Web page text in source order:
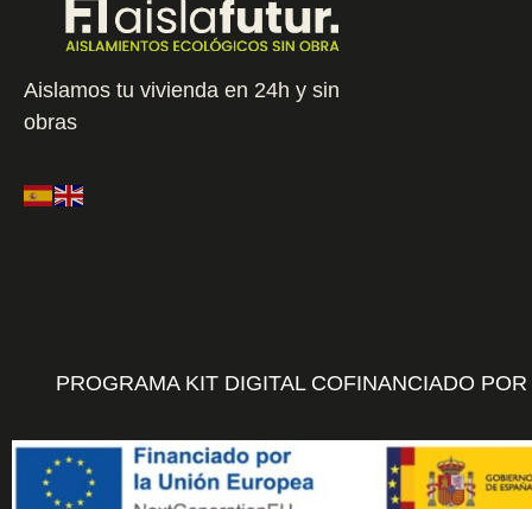
Aislamos tu vivienda en 24h y sin
obras
PROGRAMA KIT DIGITAL COFINANCIADO